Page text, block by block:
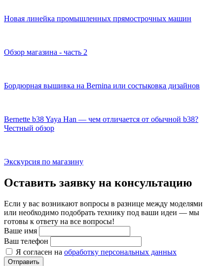
Новая линейка промышленных прямострочных машин
Обзор магазина - часть 2
Бордюрная вышивка на Bernina или состыковка дизайнов
Bernette b38 Yaya Han — чем отличается от обычной b38?
Честный обзор
Экскурсия по магазину
Оставить заявку на консультацию
Если у вас возникают вопросы в разнице между моделями
или необходимо подобрать технику под ваши идеи — мы
готовы к ответу на все вопросы!
Ваше имя
Ваш телефон
Я согласен на обработку персональных данных
Отправить